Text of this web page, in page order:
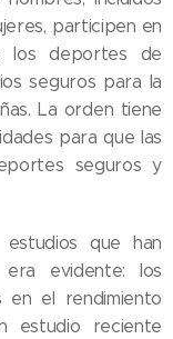
participen en
los deportes de
seguros para la
La orden tiene
para que las
seguros y
que han
evidente: los
en el rendimiento
estudio reciente